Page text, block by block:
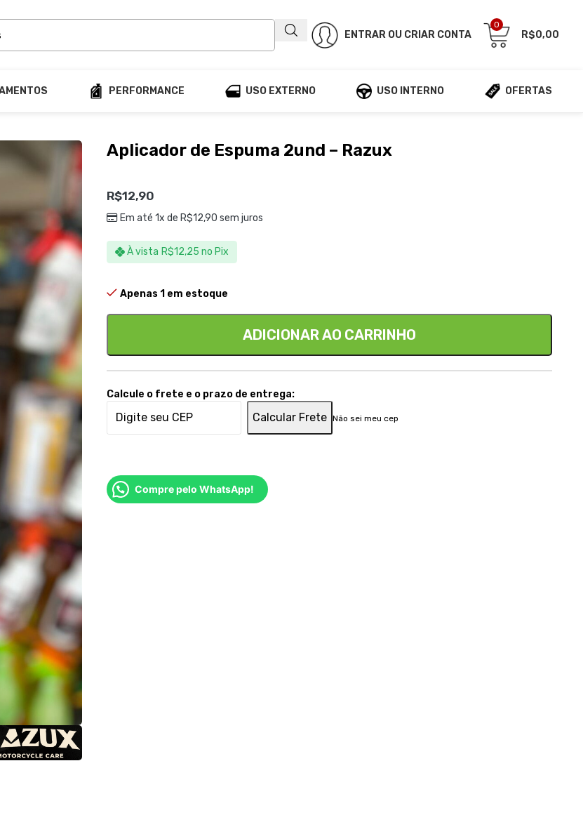
ENTRAR OU CRIAR CONTA
0
R$0,00
PERFORMANCE USO EXTERNO USO INTERNO OFERTAS
Aplicador de Espuma 2und – Razux
R$12,90
Em até 1x de R$12,90 sem juros
À vista R$12,25 no Pix
Apenas 1 em estoque
ADICIONAR AO CARRINHO
Calcule o frete e o prazo de entrega:
Calcular Frete Não sei meu cep
Compre pelo WhatsApp!